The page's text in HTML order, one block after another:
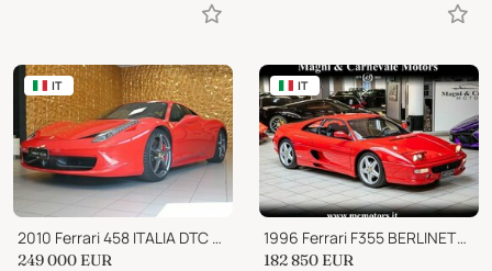
IT
2010 Ferrari 458 ITALIA DTC F1 CARBOCERAMICI SCARICHI CALLIPER FULL
249 000 EUR
IT
1996 Ferrari F355 BERLINETTA|A.S.I.|TARGA ORIGINALE|FOR COLLECTORS
182 850 EUR